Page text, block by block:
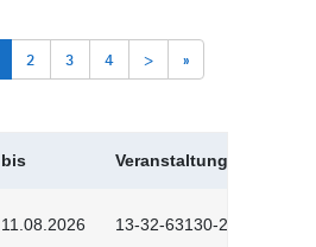
2 3 4 > »
bis Veranstaltungskürzel
11.08.2026 13-32-63130-2601